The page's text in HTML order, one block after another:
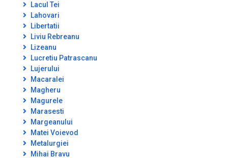
Lacul Tei
Lahovari
Libertatii
Liviu Rebreanu
Lizeanu
Lucretiu Patrascanu
Lujerului
Macaralei
Magheru
Magurele
Marasesti
Margeanului
Matei Voievod
Metalurgiei
Mihai Bravu